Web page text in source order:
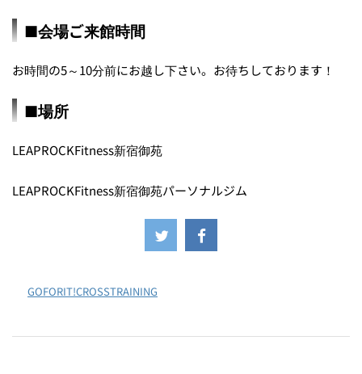
■会場ご来館時間
お時間の5～10分前にお越し下さい。お待ちしております！
■場所
LEAPROCKFitness新宿御苑
LEAPROCKFitness新宿御苑パーソナルジム
GOFORIT!CROSSTRAINING